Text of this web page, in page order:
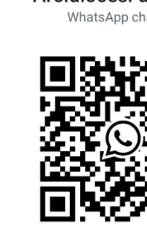
via email
per don Aldo Mei:
partono-le-
gli-
See MoreSee